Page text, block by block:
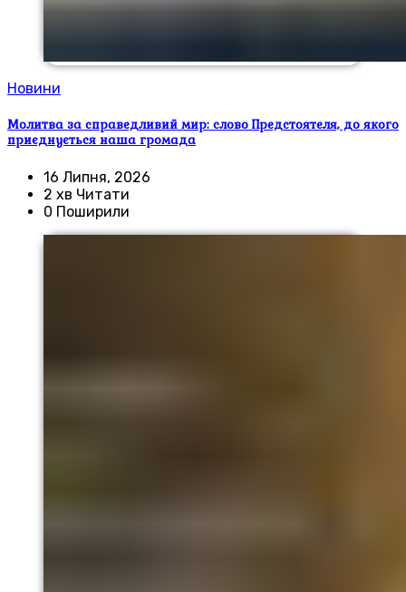
Новини
Молитва за справедливий мир: слово Предстоятеля, до якого
приєднується наша громада
16 Липня, 2026
2 хв Читати
0 Поширили